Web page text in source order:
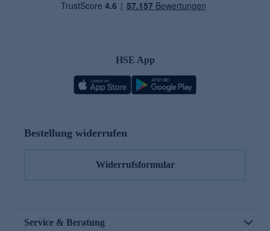
HSE App
Bestellung widerrufen
Widerrufsformular
Service & Beratung